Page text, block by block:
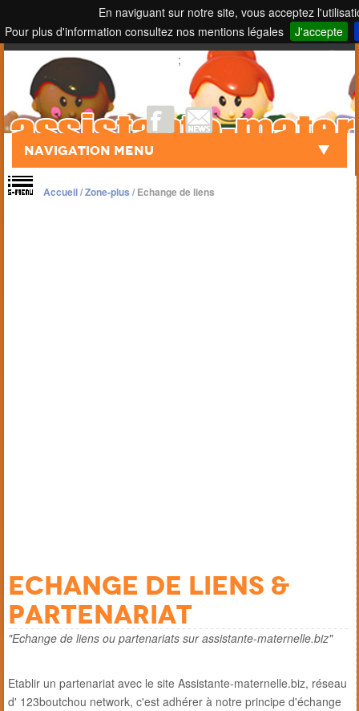
En naviguant sur notre site, vous acceptez
Pour plus d'information consultez nos mentions légales
J'accepte
Touch to Search
;
Navigation Menu
Accueil/Zone-plus /Echange de liens
Echange de liens &
partenariat
"Echange de liens ou partenariats sur assistante-maternelle.biz"
Etablir un partenariat avec le site Assistante-maternelle.biz, réseau
d' 123boutchou network, c'est adhérer à notre principe d'échange